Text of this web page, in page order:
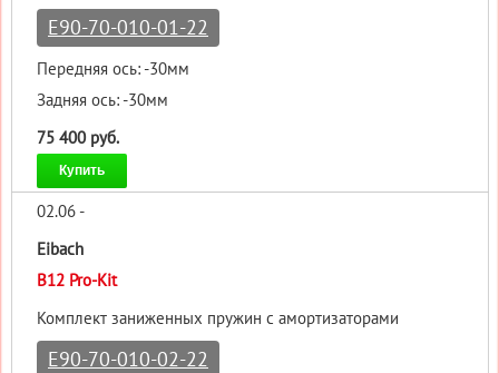
E90-70-010-01-22
Передняя ось: -30мм
Задняя ось: -30мм
75 400 руб.
Купить
02.06 -
Eibach
B12 Pro-Kit
Комплект заниженных пружин с амортизаторами
E90-70-010-02-22